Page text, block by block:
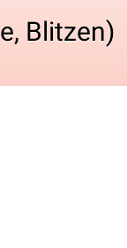
Blitzen)